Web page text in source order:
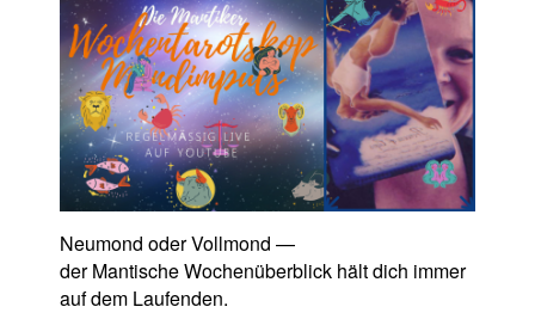
Neu­mond oder Voll­mond —
der Man­ti­sche Wochen­über­blick hält dich immer
auf dem Laufenden.